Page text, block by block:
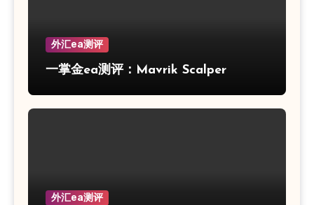
外汇ea测评
一掌金ea测评：Mavrik Scalper
外汇ea测评